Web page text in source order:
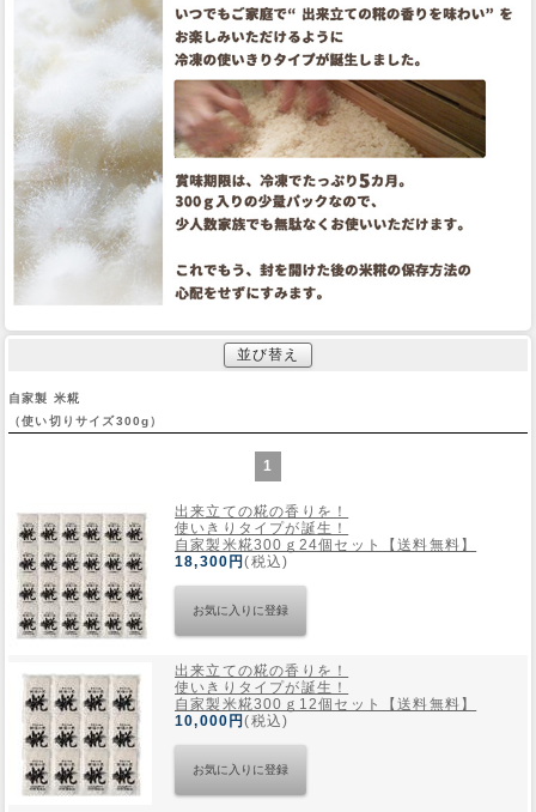
並び替え
自家製 米糀
（使い切りサイズ300g）
1
出来立ての糀の香りを！
使いきりタイプが誕生！
自家製米糀300ｇ24個セット【送料無料】
18,300円(税込)
出来立ての糀の香りを！
使いきりタイプが誕生！
自家製米糀300ｇ12個セット【送料無料】
10,000円(税込)